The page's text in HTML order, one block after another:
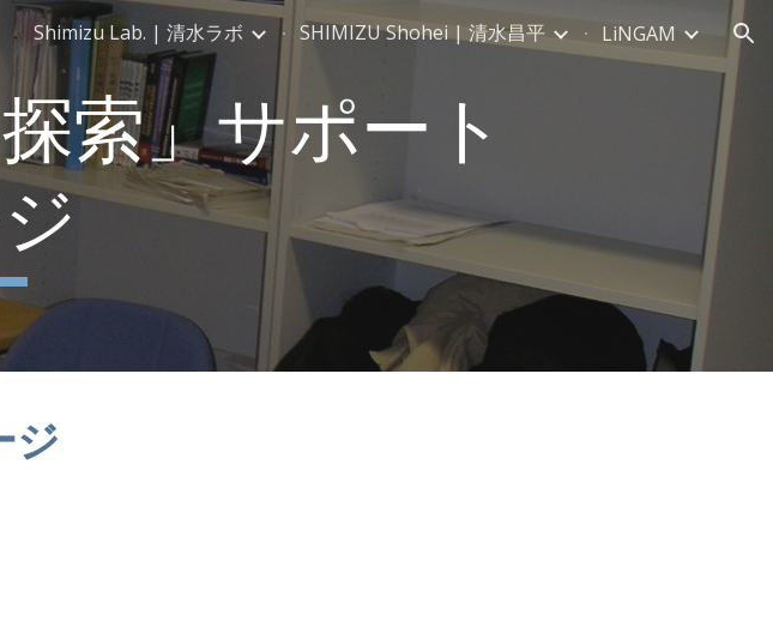
Skip to navigation
Shimizu Lab. | 清水ラボ SHIMIZU Shohei | 清水昌平 LiNGAM
索」サポート
ジ